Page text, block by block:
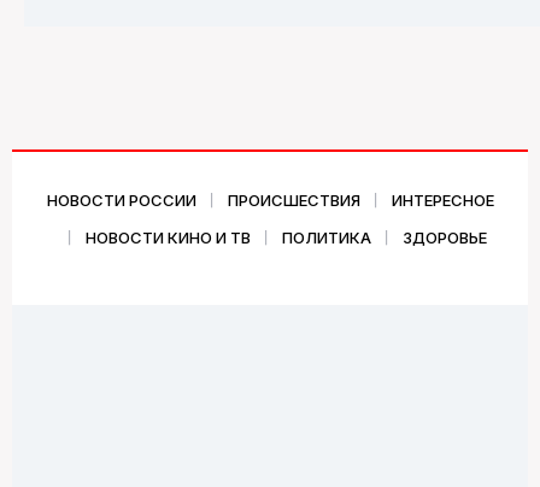
НОВОСТИ РОССИИ ПРОИСШЕСТВИЯ
ИНТЕРЕСНОЕ
НОВОСТИ КИНО И ТВ
ПОЛИТИКА ЗДОРОВЬЕ